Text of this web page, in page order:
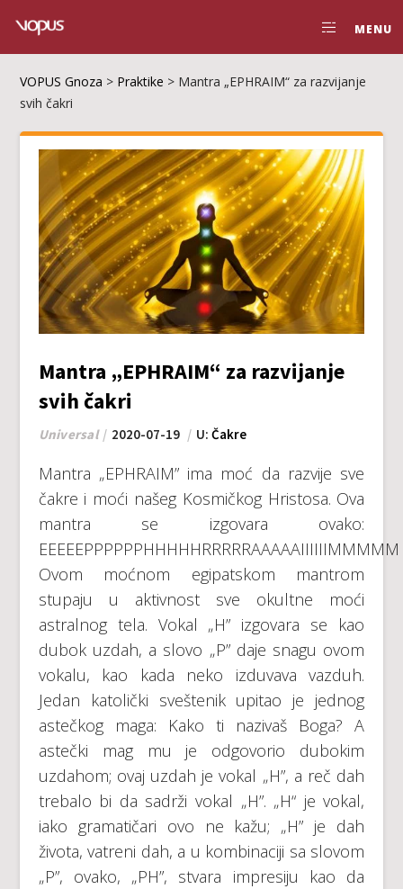
MENU
VOPUS Gnoza > Praktike > Mantra „EPHRAIM“ za razvijanje
svih čakri
Mantra „EPHRAIM“ za razvijanje
svih čakri
Universal 2020-07-19 U: Čakre
Mantra „EPHRAIM” ima moć da razvije sve
čakre i moći našeg Kosmičkog Hristosa. Ova
mantra se izgovara ovako:
EEEEEPPPPPPHHHHHRRRRRAAAAAIIIIIIMMMMM
Ovom moćnom egipatskom mantrom
stupaju u aktivnost sve okultne moći
astralnog tela. Vokal „H” izgovara se kao
dubok uzdah, a slovo „P” daje snagu ovom
vokalu, kao kada neko izduvava vazduh.
Jedan katolički sveštenik upitao je jednog
astečkog maga: Kako ti nazivaš Boga? A
astečki mag mu je odgovorio dubokim
uzdahom; ovaj uzdah je vokal „H”, a reč dah
trebalo bi da sadrži vokal „H”. „H“ je vokal,
iako gramatičari ovo ne kažu; „H” je dah
života, vatreni dah, a u kombinaciji sa slovom
„P”, ovako, „PH”, stvara impresiju kao da